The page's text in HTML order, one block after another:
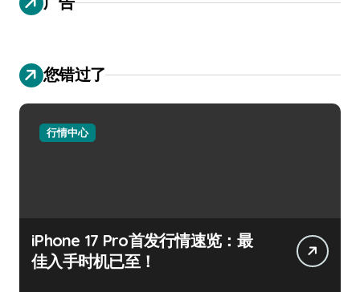
您错过了
行情中心
iPhone 17 Pro首发行情速览：最
佳入手时机已至！